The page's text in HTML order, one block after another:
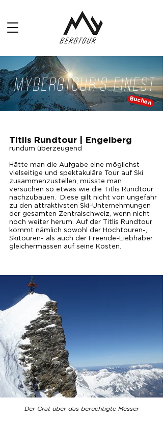
MYBERGTOUR'S FINEST
Buchen
Titlis Rundtour | Engelberg
rundum überzeugend
Hätte man die Aufgabe eine möglichst
vielseitige und spektakuläre Tour auf Ski
zusammenzustellen, müsste man
versuchen so etwas wie die Titlis Rundtour
nachzubauen. Diese gilt nicht von ungefähr
zu den attraktivsten Ski-Unternehmungen
der gesamten Zentralschweiz, wenn nicht
noch weiter herum. Auf der Titlis Rundtour
kommt nämlich sowohl der Hochtouren-,
Skitouren- als auch der Freeride-Liebhaber
gleichermassen auf seine Kosten.
Der Grat über das berüchtigte Messer